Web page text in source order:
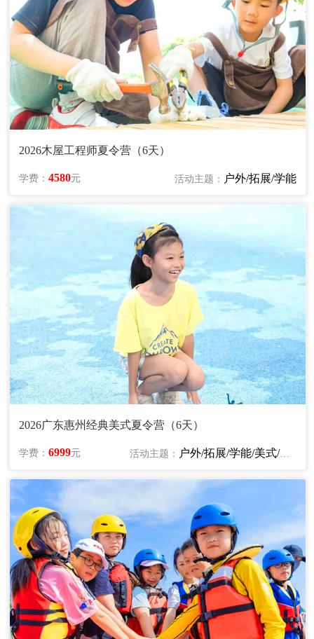
2026木屋工程师夏令营（6天）
学费：4580元 活动主题： 户外/拓展/学能
2026广东惠州经典美式夏令营（6天）
学费：6999元 活动主题： 户外/拓展/学能/美式/英语/十一